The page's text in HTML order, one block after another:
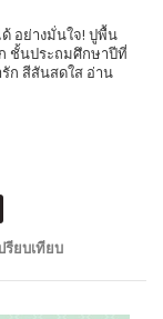
อย่างมั่นใจ! ปูพื้น
ชั้นประถมศึกษาปีที่
ก สีสันสดใส อ่าน
รียบเทียบ